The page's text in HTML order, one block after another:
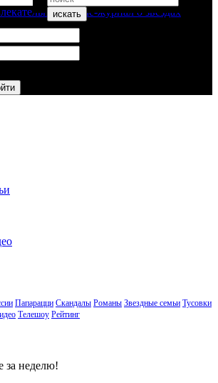
искать
Папарацци Скандалы Романы Звездные семьи Тусовки
Телешоу Рейтинг
за неделю!